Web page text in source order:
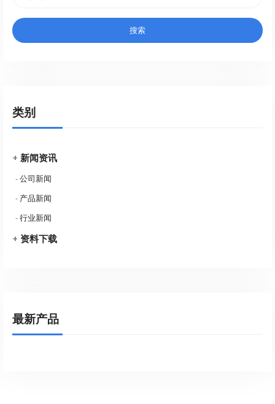
类别
+ 新闻资讯
-公司新闻
- 产品新闻
-行业新闻
+ 资料下载
最新产品